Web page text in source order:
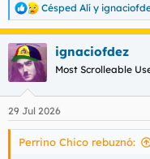
R
e
a
c
c
i
e
s
Césped Alí y
ignaciofdez
Most Scrolleable
29 Jul 2026
Perrino Chico rebuznó: